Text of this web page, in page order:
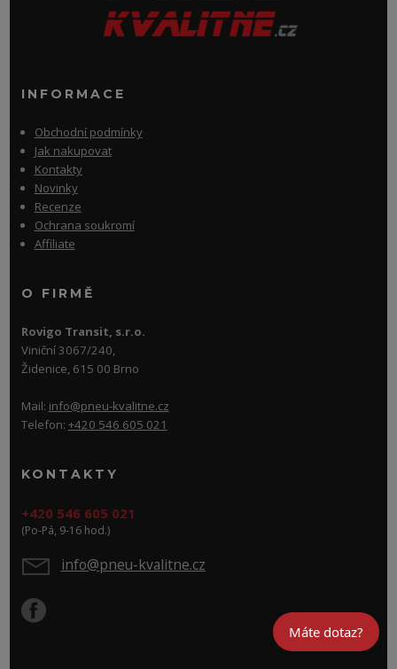
INFORMACE
Obchodní podmínky
Jak nakupovat
Kontakty
Novinky
Recenze
Ochrana soukromí
Affiliate
O FIRMĚ
Rovigo Transit, s.r.o.
Viniční 3067/240,
Židenice, 615 00 Brno
Mail: info@pneu-kvalitne.cz
Telefon: +420 546 605 021
KONTAKTY
+420 546 605 021
(Po-Pá, 9-16 hod.)
info@pneu-kvalitne.cz
Máte dotaz?